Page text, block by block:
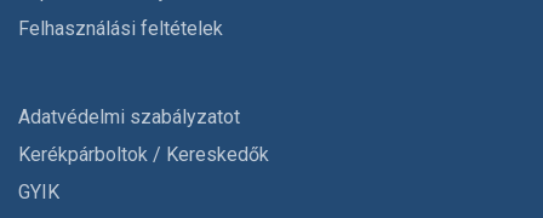
Felhasználási feltételek
Adatvédelmi szabályzatot
Kerékpárboltok / Kereskedők
GYIK